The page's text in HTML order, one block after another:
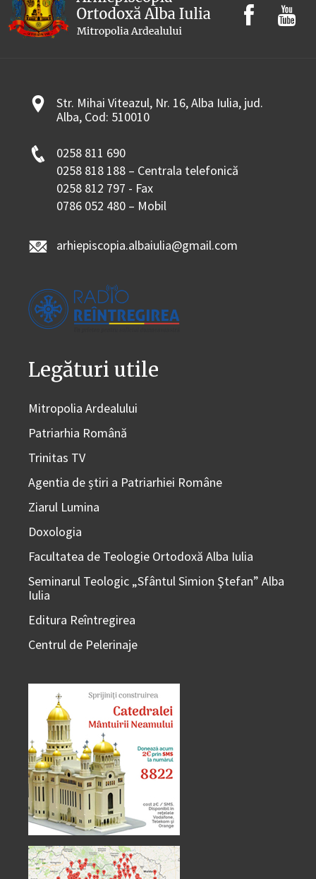
Str. Mihai Viteazul, Nr. 16, Alba Iulia, jud.
Alba, Cod: 510010
0258 811 690
0258 818 188 – Centrala telefonică
0258 812 797 - Fax
0786 052 480 – Mobil
arhiepiscopia.albaiulia@gmail.com
Legături utile
Mitropolia Ardealului
Patriarhia Română
Trinitas TV
Agentia de știri a Patriarhiei Române
Ziarul Lumina
Doxologia
Facultatea de Teologie Ortodoxă Alba Iulia
Seminarul Teologic „Sfântul Simion Ştefan” Alba
Iulia
Editura Reîntregirea
Centrul de Pelerinaje